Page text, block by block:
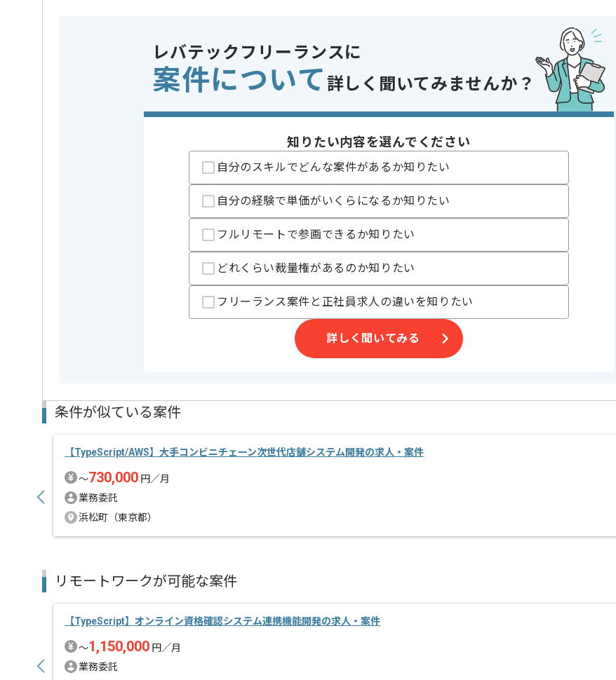
この案件で扱う技術 クラウド
AWS
統合開発環境
Eclipse
開発ツール
Git
参画実績あり , 長期プロジェクト , 服装自由
精算基準時間
140時間〜180時間
支払いサイト
15日
月間1,298万PVを超える医療系のBtoC、BtoBサービスを
展開している企業の案件でございます。
稼働が安定しており、フルリモートでの作業が可能なため、
長期(1年以上など)で参画しているエンジニアが多いです。
レバテックフリーランスに
案件について 詳しく聞いてみませんか？
知りたい内容を選んでください
自分のスキルでどんな案件があるか知りたい
自分の経験で単価がいくらになるか知りたい
フルリモートで参画できるか知りたい
どれくらい裁量権があるのか知りたい
フリーランス案件と正社員求人の違いを知りたい
詳しく聞いてみる
条件が似ている案件
【TypeScript/AWS】大手コンビニチェーン次世代店舗システム開発の求人・案件
〜730,000 円／月
業務委託
浜松町（東京都）
リモートワークが可能な案件
【TypeScript】オンライン資格確認システム連携機能開発の求人・案件
〜1,150,000 円／月
業務委託